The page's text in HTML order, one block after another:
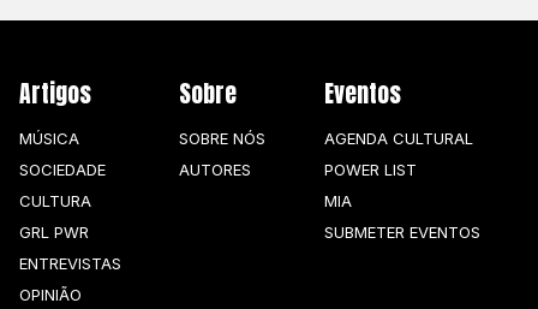
Artigos
MÚSICA
SOCIEDADE
CULTURA
GRL PWR
ENTREVISTAS
OPINIÃO
Sobre
SOBRE NÓS
AUTORES
Eventos
AGENDA CULTURAL
POWER LIST
MIA
SUBMETER EVENTOS